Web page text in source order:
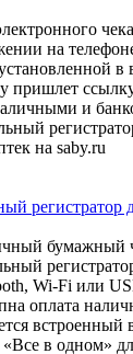
на
пришлет
и
регистратор
бумажный
Wi-Fi или
оплата
встроенный